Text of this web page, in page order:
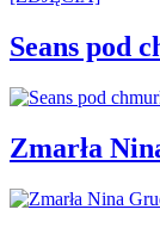
Seans pod
Zmarła